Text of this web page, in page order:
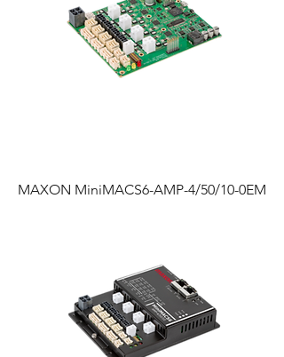
MAXON MiniMACS6-AMP-4/50/10-0EM